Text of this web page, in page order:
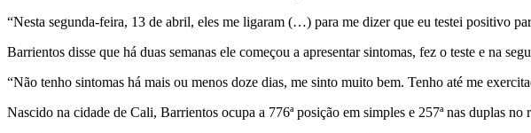
“Nesta segunda-feira, 13 de abril, eles me ligaram (…) para me dizer que eu testei positivo
Barrientos disse que há duas semanas ele começou a apresentar sintomas, fez o teste e na
“Não tenho sintomas há mais ou menos doze dias, me sinto muito bem. Tenho até me
Nascido na cidade de Cali, Barrientos ocupa a 776ª posição em simples e 257ª nas duplas no